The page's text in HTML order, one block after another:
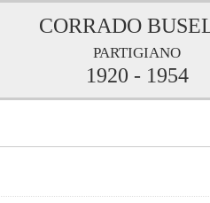
CORRADO
partigiano
1920 - 1954